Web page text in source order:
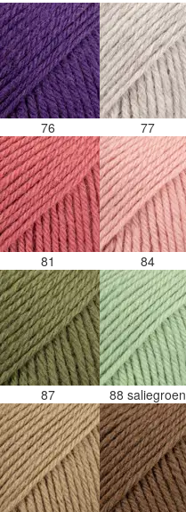
76 77
81 84
87 88 saliegroen